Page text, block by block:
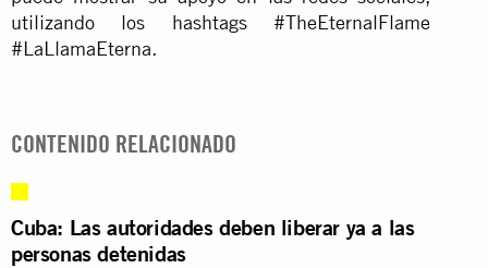
utilizando los hashtags #TheEternalFlame
#LaLlamaEterna.
CONTENIDO RELACIONADO
Cuba: Las autoridades deben liberar ya a las
personas detenidas